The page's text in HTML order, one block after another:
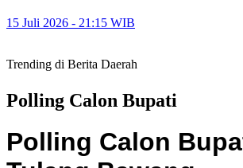
15 Juli 2026 - 21:15 WIB
Trending di Berita Daerah
Polling Calon Bupati